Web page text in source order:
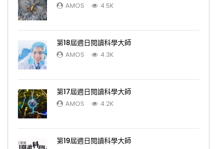
AMOS 4.5K
第18屆週日閱讀科學大師
AMOS 4.3K
第17屆週日閱讀科學大師
AMOS 4.2K
第19屆週日閱讀科學大師